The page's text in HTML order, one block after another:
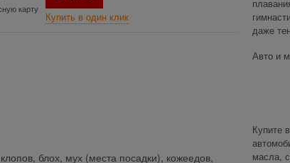
карту
Купить в один клик
блох, мух (места посадки), кожеедов,
даже
Авто и
Купите
масла,